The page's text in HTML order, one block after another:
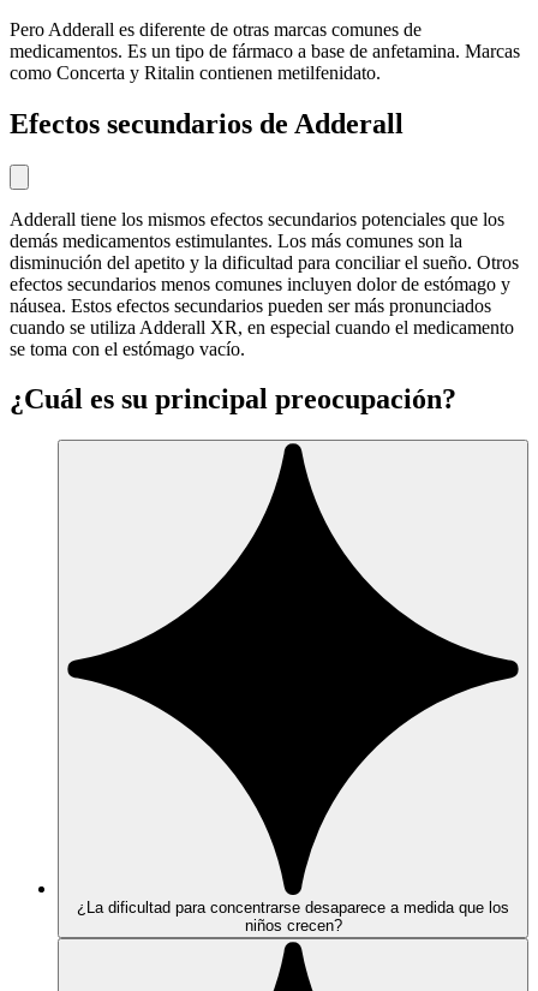
Pero Adderall es diferente de otras marcas comunes de
medicamentos. Es un tipo de fármaco a base de anfetamina. Marcas
como Concerta y Ritalin contienen metilfenidato.
Efectos secundarios de Adderall
Adderall tiene los mismos efectos secundarios potenciales que los
demás medicamentos estimulantes. Los más comunes son la
disminución del apetito y la dificultad para conciliar el sueño. Otros
efectos secundarios menos comunes incluyen dolor de estómago y
náusea. Estos efectos secundarios pueden ser más pronunciados
cuando se utiliza Adderall XR, en especial cuando el medicamento
se toma con el estómago vacío.
¿Cuál es su principal preocupación?
¿La dificultad para concentrarse desaparece a medida que los
niños crecen?